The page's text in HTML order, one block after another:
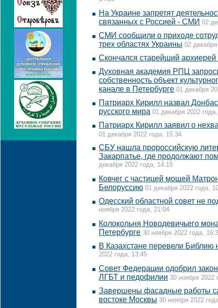
На Украине запретят
связанных с Россией - СМИ 02
СМИ сообщили о приходе
трех областях Украины 02
Скончался старейший
Духовная академия РПЦ
собственность объект
канале в Петербурге 01 декабря
Патриарх Кирилл назвал
русского мира 01 декабря 2022
Патриарх Кирилл заявил о
01 декабря 2022 года, 15:34
CБУ нашла пророссийскую
Закарпатье, где продолжают
декабря 2022 года, 14:15
Ковчег с частицей мощей
Белоруссию 01 декабря 2022 года,
Одесский областной совет не
ноября 2022 года, 21:04
Колокольня Новодевичьего
Петербурге 30 ноября 2022 года,
В Казахстане перевели Библию
2022 года, 13:45
Совет Федерации одобрил
ЛГБТ и педофилии 30 ноября 2022
Завершены фасадные работы
востоке Москвы 30 ноября 2022